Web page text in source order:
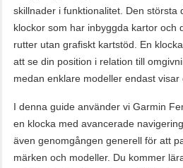
skillnader i funktionalitet. Den största
klockor som har inbyggda kartor och
rutter utan grafiskt kartstöd. En
att se din position i relation till
medan enklare modeller endast visar
I denna guide använder vi Garmin
en klocka med avancerade
även genomgången generell för att
märken och modeller. Du kommer